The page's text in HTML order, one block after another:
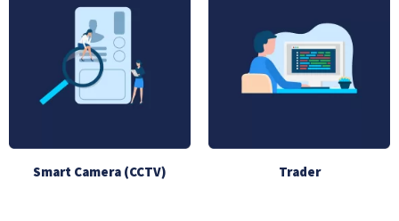
Smart Camera (CCTV) Trader